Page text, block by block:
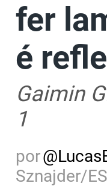
fer
é
Gaimin
1
por@
Sznajder/